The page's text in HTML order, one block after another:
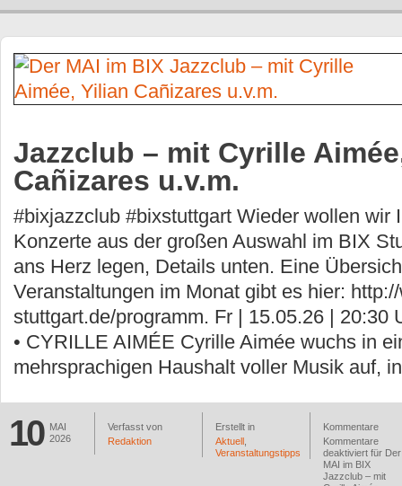
Jazzclub – mit Cyrille
Cañizares u.v.m.
#bixjazzclub #bixstuttgart Wieder wollen wir
Konzerte aus der großen Auswahl im BIX
ans Herz legen, Details unten. Eine
Veranstaltungen im Monat gibt es hier:
stuttgart.de/programm. Fr | 15.05.26 | 20:30
• CYRILLE AIMÉE Cyrille Aimée wuchs in
mehrsprachigen Haushalt voller Musik auf,
10
MAI
2026
Verfasst von
Redaktion
Erstellt in
Aktuell
Veranstaltungstipps
Kommentare
Kommentare
deaktiviert für Der
MAI im BIX
Jazzclub – mit